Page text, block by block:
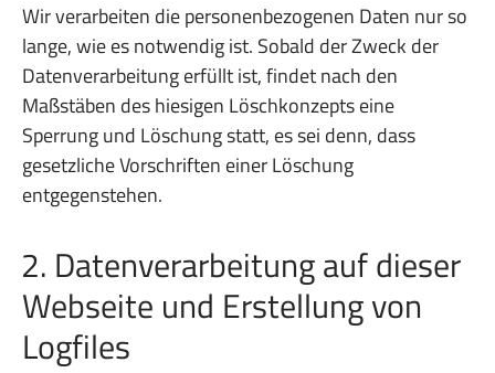
Wir verarbeiten die personenbezogenen Daten nur so
lange, wie es notwendig ist. Sobald der Zweck der
Datenverarbeitung erfüllt ist, findet nach den
Maßstäben des hiesigen Löschkonzepts eine
Sperrung und Löschung statt, es sei denn, dass
gesetzliche Vorschriften einer Löschung
entgegenstehen.
2. Datenverarbeitung auf dieser
Webseite und Erstellung von
Logfiles